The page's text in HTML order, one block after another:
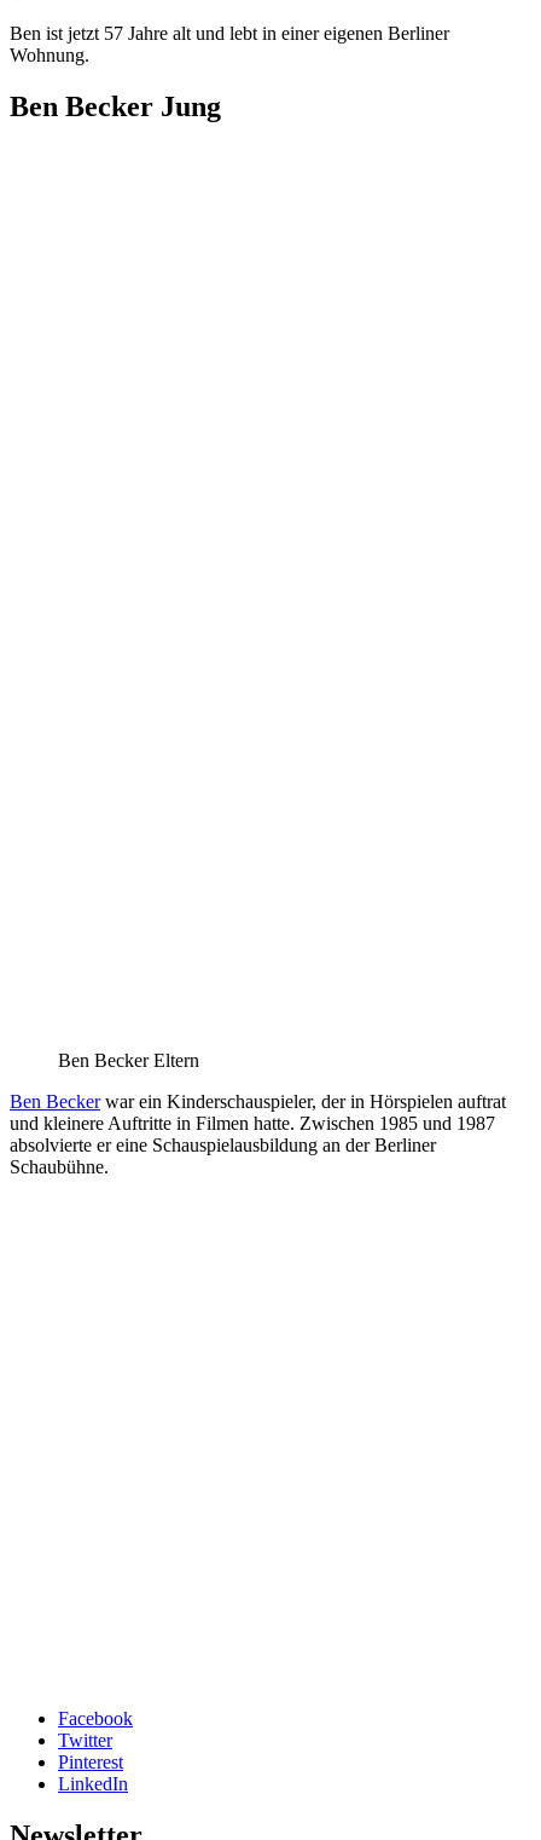
Ben ist jetzt 57 Jahre alt und lebt in einer eigenen Berliner
Wohnung.
Ben Becker Jung
Ben Becker Eltern
Ben Beckerwar ein Kinderschauspieler, der in Hörspielen auftrat
und kleinere Auftritte in Filmen hatte. Zwischen 1985 und 1987
absolvierte er eine Schauspielausbildung an der Berliner
Schaubühne.
Facebook
Twitter
Pinterest
LinkedIn